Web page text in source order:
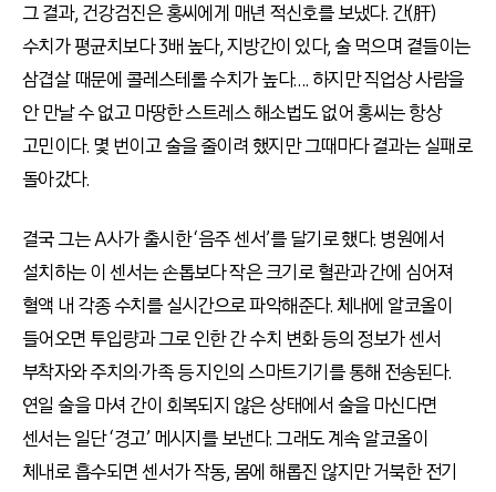
그 결과, 건강검진은 홍씨에게 매년 적신호를 보냈다. 간(肝)
수치가 평균치보다 3배 높다, 지방간이 있다, 술 먹으며 곁들이는
삼겹살 때문에 콜레스테롤 수치가 높다…. 하지만 직업상 사람을
안 만날 수 없고 마땅한 스트레스 해소법도 없어 홍씨는 항상
고민이다. 몇 번이고 술을 줄이려 했지만 그때마다 결과는 실패로
돌아갔다.
결국 그는 A사가 출시한 ‘음주 센서’를 달기로 했다. 병원에서
설치하는 이 센서는 손톱보다 작은 크기로 혈관과 간에 심어져
혈액 내 각종 수치를 실시간으로 파악해준다. 체내에 알코올이
들어오면 투입량과 그로 인한 간 수치 변화 등의 정보가 센서
부착자와 주치의·가족 등 지인의 스마트기기를 통해 전송된다.
연일 술을 마셔 간이 회복되지 않은 상태에서 술을 마신다면
센서는 일단 ‘경고’ 메시지를 보낸다. 그래도 계속 알코올이
체내로 흡수되면 센서가 작동, 몸에 해롭진 않지만 거북한 전기